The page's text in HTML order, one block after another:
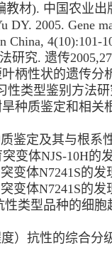
教材). 中国农业出
DY. 2005. Gene
China, 4(10):101-
研究. 遗传
柄性状的遗传分
类型鉴别方法研
种质鉴定和相关
鉴定及其与根系
变体NJS-10H的
变体N7241S的
变体N7241S的
类型品种的细
）抗性的综合分